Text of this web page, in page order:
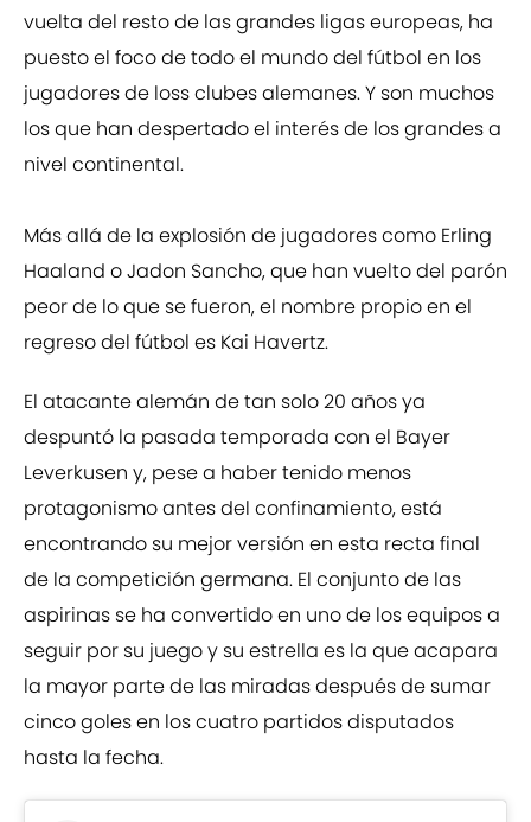
vuelta del resto de las grandes ligas europeas, ha
puesto el foco de todo el mundo del fútbol en los
jugadores de loss clubes alemanes. Y son muchos
los que han despertado el interés de los grandes a
nivel continental.
Más allá de la explosión de jugadores como Erling
Haaland o Jadon Sancho, que han vuelto del parón
peor de lo que se fueron, el nombre propio en el
regreso del fútbol es Kai Havertz.
El atacante alemán de tan solo 20 años ya
despuntó la pasada temporada con el Bayer
Leverkusen y, pese a haber tenido menos
protagonismo antes del confinamiento, está
encontrando su mejor versión en esta recta final
de la competición germana. El conjunto de las
aspirinas se ha convertido en uno de los equipos a
seguir por su juego y su estrella es la que acapara
la mayor parte de las miradas después de sumar
cinco goles en los cuatro partidos disputados
hasta la fecha.